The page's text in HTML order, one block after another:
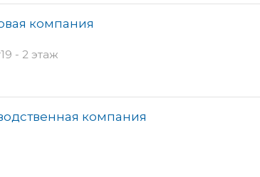
компания
- 2 этаж
компания